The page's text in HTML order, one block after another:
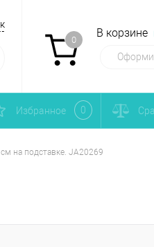
0
В корзине
Избранное 0
на подставке. JA20269